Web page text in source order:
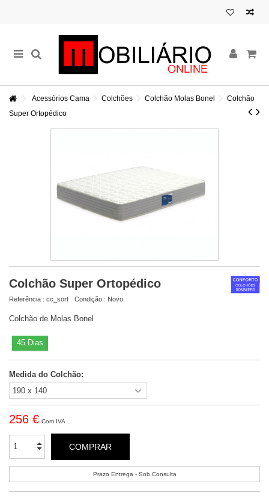
Acessórios Cama Colchões Colchão Molas Bonel
Colchão
Super Ortopédico
Colchão Super Ortopédico
Referência : cc_sort Condição : Novo
Colchão de Molas Bonel
45 Dias
Medida do Colchão:
256 € Com IVA
COMPRAR
Prazo Entrega - Sob Consulta